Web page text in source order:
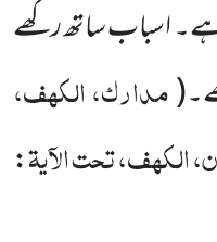
اسباب ساتھ رکھے
(مدارک، الکھف،
الکھف، تحت الآیۃ: